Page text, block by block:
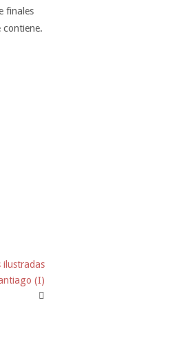
finales
ilustradas
(I)